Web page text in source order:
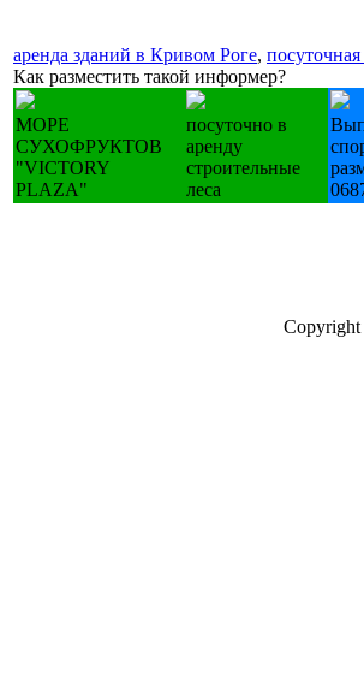
аренда зданий в Кривом Роге,
Как разместить такой информер?
МОРЕ
СУХОФРУКТОВ
"VICTORY
PLAZA"
посуточно в
аренду
строительные
леса